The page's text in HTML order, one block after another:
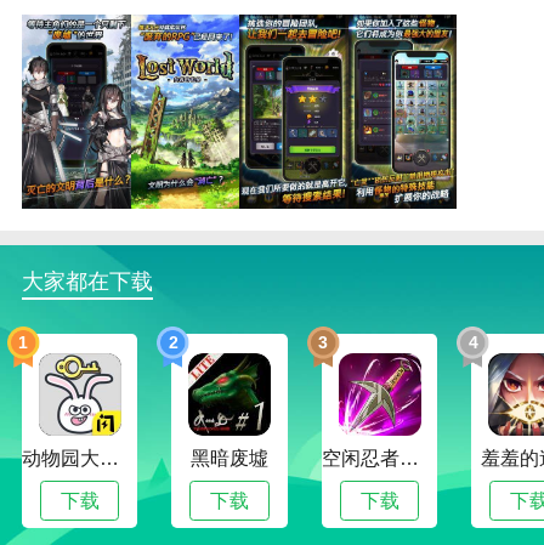
迷失的世界优势
1.在迷失的世界游戏中，有可以轻松体验的动作冒险，
2.更加多样有趣的决斗游戏，玩家可以非常轻松的前往
其中一个开始冒险和游戏。
3.由于多地图场景的精彩对战，玩家可以在每次竞技冒
险中找到各种内容兴趣点。
迷失的世界函数
1.玩家可以选择多种斧头参与多种战斗。使用高级战斧
可以在战斗中轻松击退敌人。有很多方法可以选择。
2.迷失的世界游戏中每一场战斗都可以获得其他资源。
大家都在下载
1
动物园大冒险
下载
2
黑暗废墟
下载
3
空闲忍者传奇
下载
4
羞羞的
下